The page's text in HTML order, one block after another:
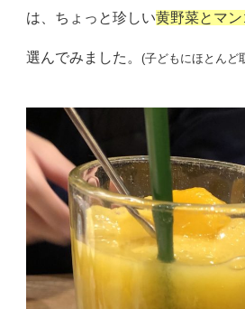
は、ちょっと珍 しい黄野菜とマ
選んでみました。(子どもにほとんど